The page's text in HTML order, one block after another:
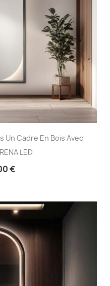
Un Cadre En Bois Avec
LED
€